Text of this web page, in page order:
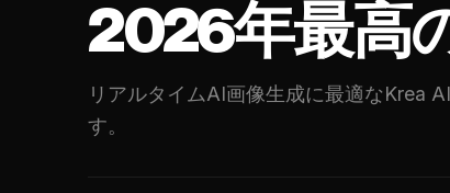
2026年最高
リアルタイムAI画像生成に最適なKrea
す。